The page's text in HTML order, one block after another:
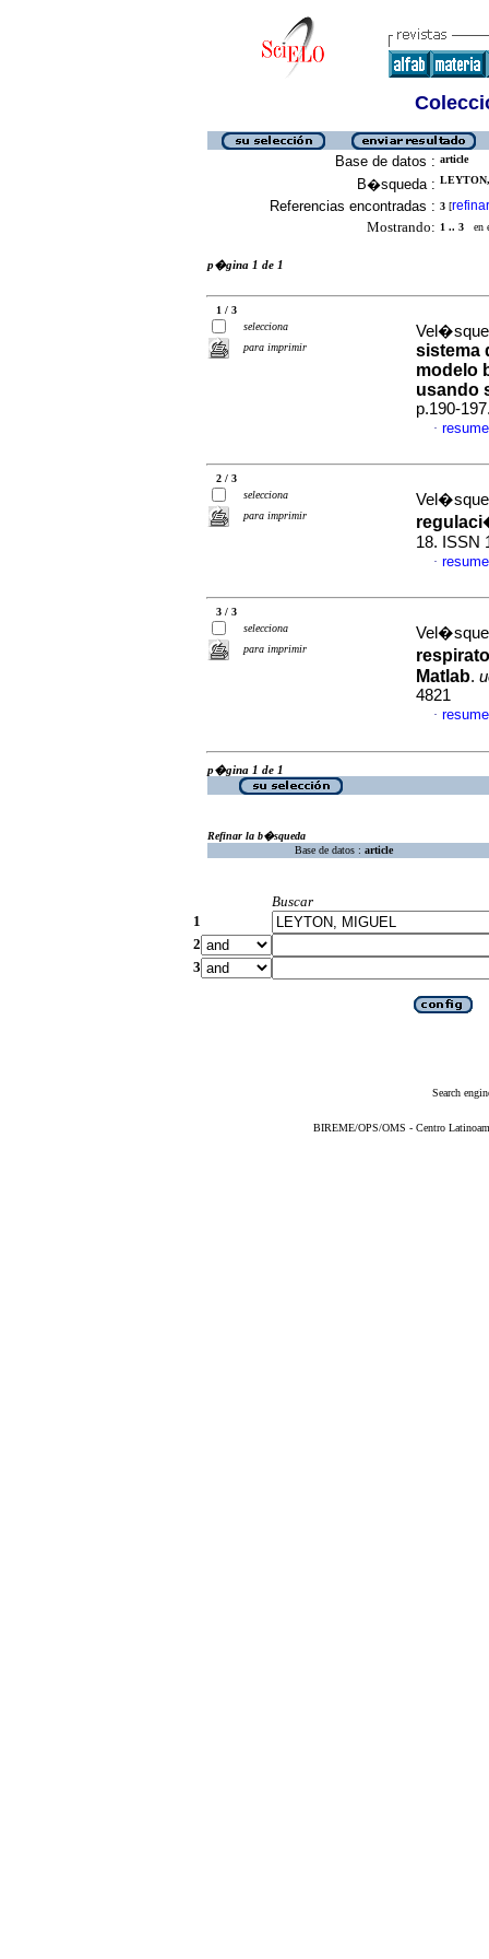
Base de datos : article
B�squeda :
Referencias encontradas : 3 [refinar
Mostrando: 1 .. 3 en
p�gina 1 de 1
1 / 3
selecciona
para imprimir
sistema
modelo
usando
p.190-
·
2 / 3
selecciona
para imprimir
18. ISSN
·
3 / 3
selecciona
para imprimir
Matlab.
4821
·
p�gina 1 de 1
Refinar la b�squeda
Base de datos : article
Buscar
1
2
3
Search
BIREME/OPS/OMS - Centro